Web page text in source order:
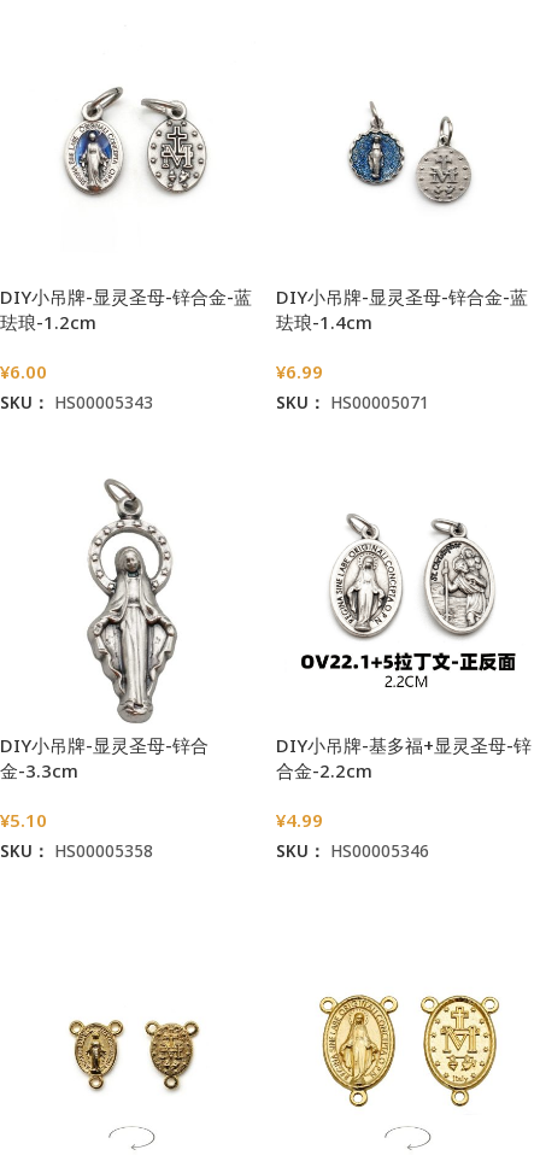
DIY小吊牌-显灵圣母-锌合金-蓝
珐琅-1.2cm
¥6.00
SKU： HS00005343
DIY小吊牌-显灵圣母-锌合金-蓝
珐琅-1.4cm
¥6.99
SKU： HS00005071
DIY小吊牌-显灵圣母-锌合
金-3.3cm
¥5.10
SKU： HS00005358
DIY小吊牌-基多福+显灵圣母-锌
合金-2.2cm
¥4.99
SKU： HS00005346